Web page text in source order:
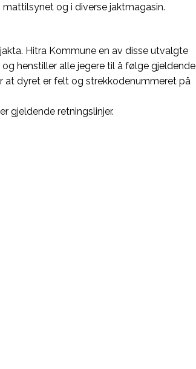
og i diverse jaktmagasin.
Hitra Kommune en av disse utvalgte
henstiller alle jegere til å følge gjeldende
at dyret er felt og strekkodenummeret på
gjeldende retningslinjer.